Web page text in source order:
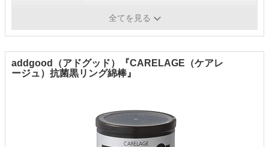
全てを見る
addgood（アドグッド）『CARELAGE（ケアレ
ージュ）抗菌黒リング綿棒』